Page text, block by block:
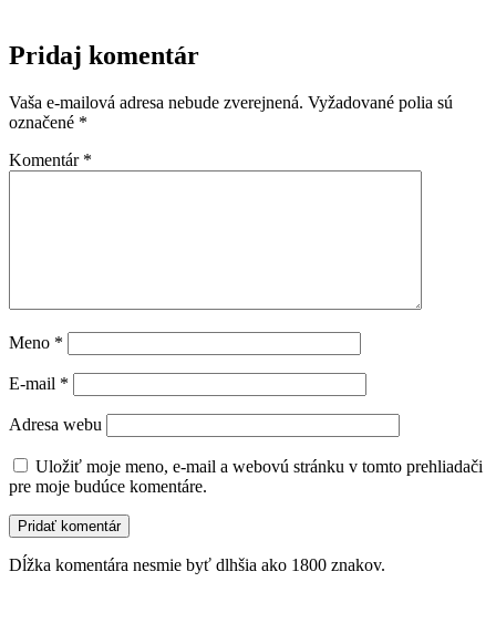
Pridaj komentár
Vaša e-mailová adresa nebude zverejnená. Vyžadované polia sú
označené *
Komentár *
Meno *
E-mail *
Adresa webu
Uložiť moje meno, e-mail a webovú stránku v tomto prehliadači
pre moje budúce komentáre.
Dĺžka komentára nesmie byť dlhšia ako 1800 znakov.